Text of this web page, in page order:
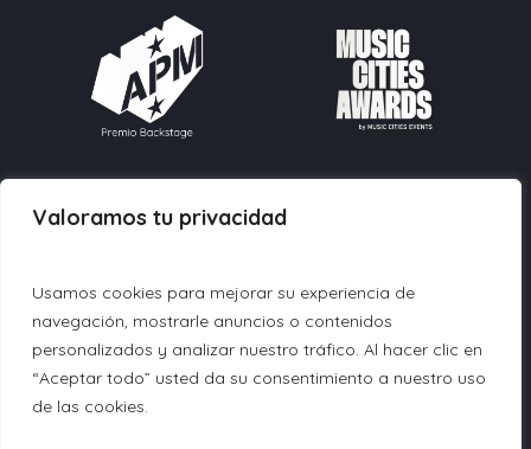
Valoramos tu privacidad
Usamos cookies para mejorar su experiencia de
navegación, mostrarle anuncios o contenidos
personalizados y analizar nuestro tráfico. Al hacer clic en
“Aceptar todo” usted da su consentimiento a nuestro uso
de las cookies.
Contacto:
604 90 27 30
© 2026 Fundación Music For All.
Política de Privacidad